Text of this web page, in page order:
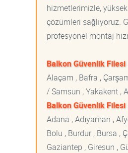
hizmetlerimizle,
çözümleri sağlıyoruz.
profesyonel montaj
Balkon Güvenlik Filesi
Alaçam , Bafra ,
/ Samsun , Yakakent ,
Balkon Güvenlik Filesi
Adana , Adıyaman ,
Bolu , Burdur , Bursa ,
Gaziantep , Giresun ,